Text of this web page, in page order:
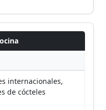
internacionales,
de cócteles